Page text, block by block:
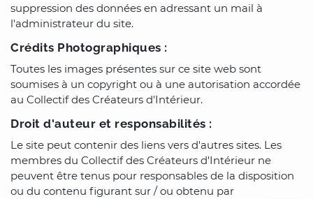
suppression des données en adressant un mail à
l'administrateur du site.
Crédits Photographiques :
Toutes les images présentes sur ce site web sont
soumises à un copyright ou à une autorisation accordée
au Collectif des Créateurs d'Intérieur.
Droit d'auteur et responsabilités :
Le site peut contenir des liens vers d'autres sites. Les
membres du Collectif des Créateurs d'Intérieur ne
peuvent être tenus pour responsables de la disposition
ou du contenu figurant sur / ou obtenu par